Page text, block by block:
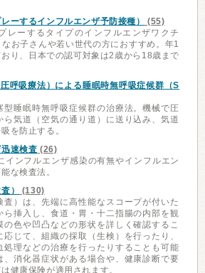
ーするインフルエンザ予防接種）
(55)
レーするタイプのインフルエンザワクチ
お子さんや若い世代の方におすすめ。年1
り、日本での認可対象は2歳から18歳まで
呼吸療法）による睡眠時無呼吸症候群（S
型睡眠時無呼吸症候群の治療法。機械で圧
ら気道（空気の通り道）に送り込み、気道
を防止する。
速検査 (26)
インフルエンザ感染の有無やインフルエン
な検査法。
）
(130)
査）は、先端に高性能なスコープが付いた
ら挿入し、食道・胃・十二指腸の内部を観
色や凹凸などの形状を詳しく確認するこ
じて、組織の採取（生検）を行ったり、
処理などの治療を行ったりすることも可能
、消化器症状がある場合や、健康診断で要
健康保険が適用されます。